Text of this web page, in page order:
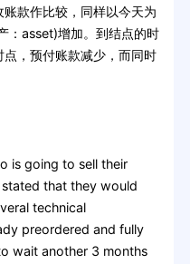
款作比较，同样以今天为
：asset)增加。到结点的时
，预付账款减少，而同时
is going to sell their
that they would
technical
preordered and fully
wait another 3 months